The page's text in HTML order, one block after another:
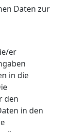
zur
er
den
in den